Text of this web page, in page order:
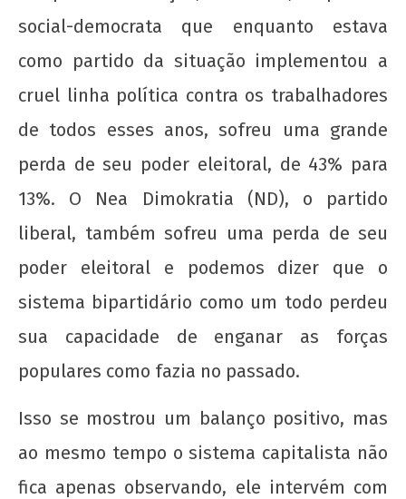
social-democrata que enquanto estava
como partido da situação implementou a
cruel linha política contra os trabalhadores
de todos esses anos, sofreu uma grande
perda de seu poder eleitoral, de 43% para
13%. O Nea Dimokratia (ND), o partido
liberal, também sofreu uma perda de seu
poder eleitoral e podemos dizer que o
sistema bipartidário como um todo perdeu
sua capacidade de enganar as forças
populares como fazia no passado.
Isso se mostrou um balanço positivo, mas
ao mesmo tempo o sistema capitalista não
fica apenas observando, ele intervém com